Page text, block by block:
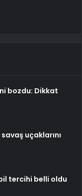
bozdu: Dikkat
uçaklarını
tercihi belli oldu